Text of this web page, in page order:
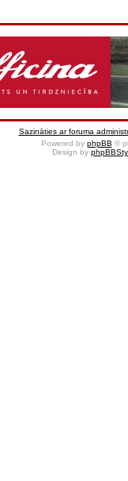
Sazināties ar foruma
Powered by phpBB ©
Design by